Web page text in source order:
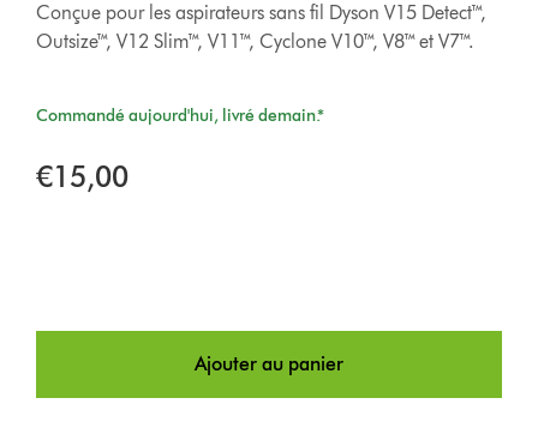
Conçue pour les aspirateurs sans fil Dyson V15 Detect™,
Outsize™, V12 Slim™, V11™, Cyclone V10™, V8™ et V7™.
Commandé aujourd'hui, livré demain.*
€15,00
Ajouter au panier